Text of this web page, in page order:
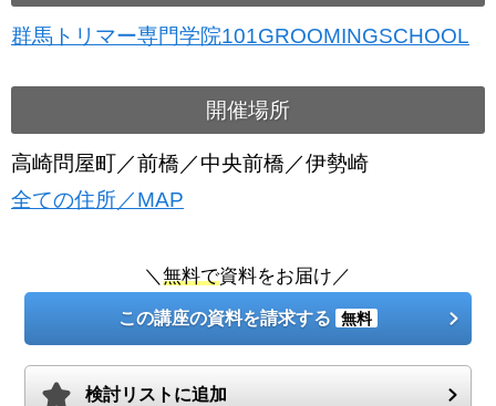
群馬トリマー専門学院101GROOMINGSCHOOL
開催場所
高崎問屋町／前橋／中央前橋／伊勢崎
全ての住所／MAP
＼無料で資料をお届け／
この講座の資料を請求する 無料
検討リストに追加